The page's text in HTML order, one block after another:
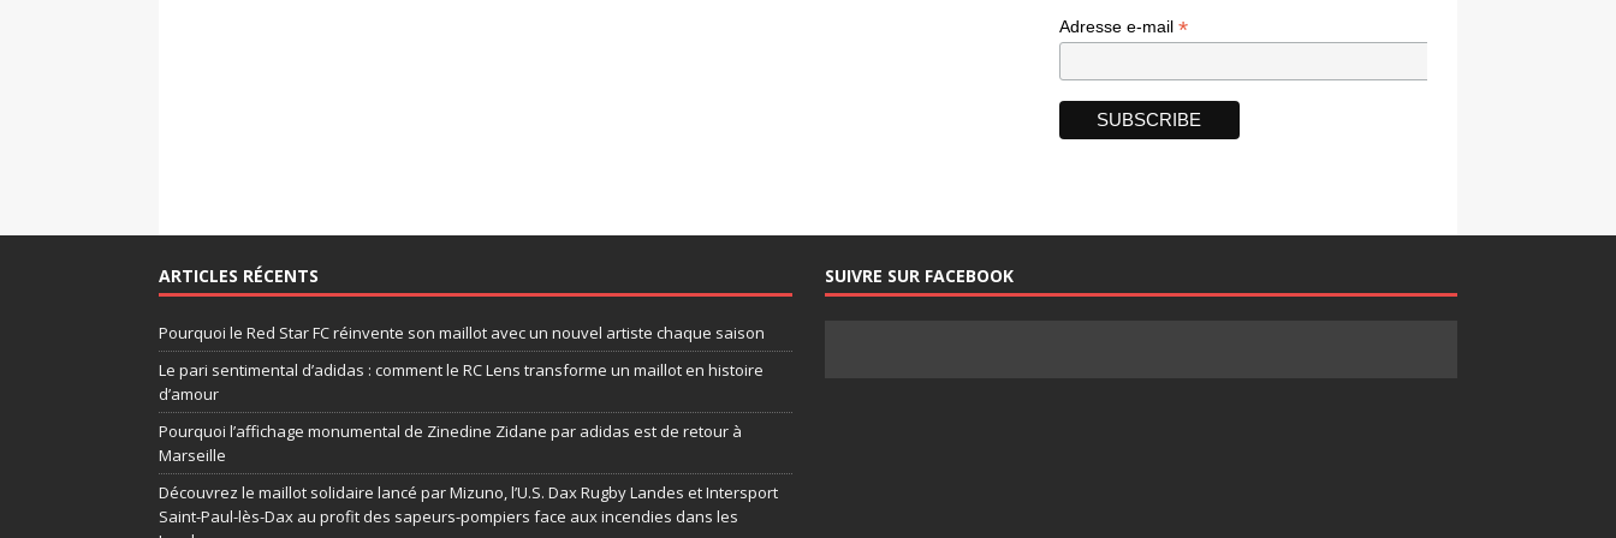
Adresse e-mail *
ARTICLES RÉCENTS
Pourquoi le Red Star FC réinvente son maillot avec un nouvel artiste chaque saison
Le pari sentimental d’adidas : comment le RC Lens transforme un maillot en histoire
d’amour
Pourquoi l’affichage monumental de Zinedine Zidane par adidas est de retour à
Marseille
Découvrez le maillot solidaire lancé par Mizuno, l’U.S. Dax Rugby Landes et Intersport
Saint-Paul-lès-Dax au profit des sapeurs-pompiers face aux incendies dans les
SUIVRE SUR FACEBOOK